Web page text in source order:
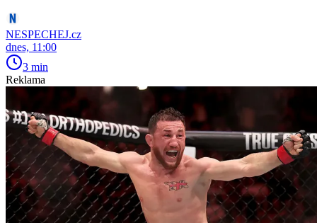
NESPECHEJ.cz
dnes, 11:00
3 min
Reklama